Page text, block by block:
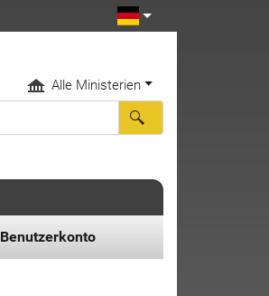
Alle Ministerien
Benutzerkonto